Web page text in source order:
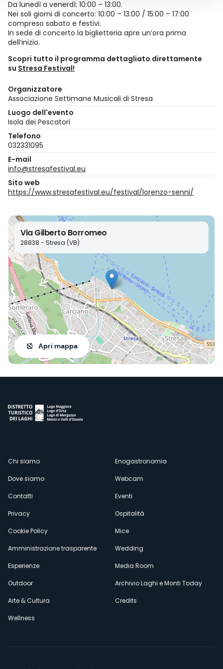
Da lunedì a venerdì: 10:00 – 13:00.
Nei soli giorni di concerto: 10:00 – 13:00 / 15:00 – 17:00
compreso sabato e festivi.
In sede di concerto la biglietteria apre un’ora prima
dell’inizio.
Scopri tutto il programma dettagliato direttamente
su Stresa Festival!
Organizzatore
Associazione Settimane Musicali di Stresa
Luogo dell'evento
Isola dei Pescatori
Telefono
032331095
E-mail
info@stresafestival.eu
Sito web
https://www.stresafestival.eu/festival/lorenzo-senni/
Via Gilberto Borromeo
28838 - Stresa (VB)
Apri mappa
Menù
secondario
Chi siamo
Dove siamo
Contatti
Privacy
Cookie Policy
Amministrazione trasparente
Esperienze
Outdoor
Arte & Cultura
Wellness
Enogastronomia
Webcam
Eventi
Ospitalità
Mice
Wedding
Media Room
Archivio Laghi e Monti Today
Credits